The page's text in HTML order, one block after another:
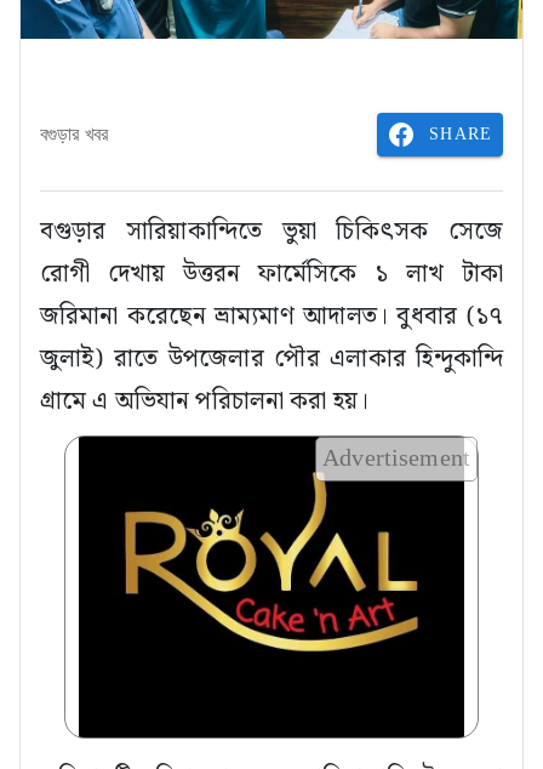
বগুড়ার খবর SHARE
বগুড়ার সারিয়াকান্দিতে ভুয়া চিকিৎসক সেজে
রোগী দেখায় উত্তরন ফার্মেসিকে ১ লাখ টাকা
জরিমানা করেছেন ভ্রাম্যমাণ আদালত। বুধবার (১৭
জুলাই) রাতে উপজেলার পৌর এলাকার হিন্দুকান্দি
গ্রামে এ অভিযান পরিচালনা করা হয়।
Advertisement